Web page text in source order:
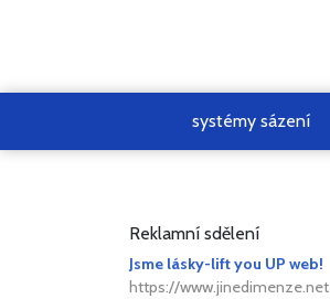
systémy sázení
Reklamní sdělení
Jsme lásky-lift you UP web!
https://www.jinedimenze.net